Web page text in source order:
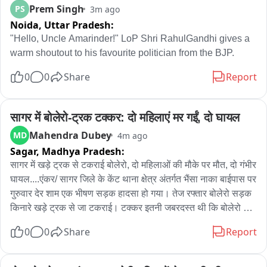
PS Prem Singh 3m ago
Noida, Uttar Pradesh:
"Hello, Uncle Amarinder!" LoP Shri RahulGandhi gives a
warm shoutout to his favourite politician from the BJP.
0 0 Share Report
सागर में बोलेरो-ट्रक टक्कर: दो महिलाएं मर गईं, दो घायल
MD Mahendra Dubey 4m ago
Sagar, Madhya Pradesh:
सागर में खड़े ट्रक से टकराई बोलेरो, दो महिलाओं की मौके पर मौत, दो गंभीर
घायल....एंकर/ सागर जिले के केंट थाना क्षेत्र अंतर्गत भैंसा नाका बाईपास पर
गुरुवार देर शाम एक भीषण सड़क हादसा हो गया। तेज रफ्तार बोलेरो सड़क
किनारे खड़े ट्रक से जा टकराई। टक्कर इतनी जबरदस्त थी कि बोलेरो के
0 0 Share Report